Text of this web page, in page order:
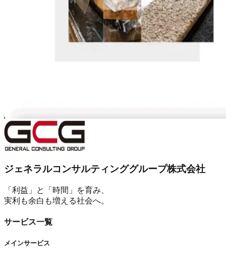
ジェネラルコンサルティンググループ株式会社
「利益」と「時間」を育み、
実利も余白も増える社会へ。
サービス一覧
メインサービス